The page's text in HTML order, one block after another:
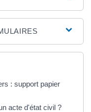
: support papier
acte d'état civil ?